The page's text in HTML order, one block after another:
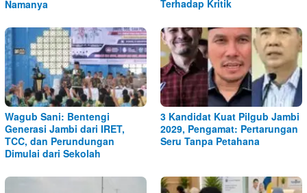
Namanya
Terhadap Kritik
Wagub Sani: Bentengi
Generasi Jambi dari IRET,
TCC, dan Perundungan
Dimulai dari Sekolah
3 Kandidat Kuat Pilgub Jambi
2029, Pengamat: Pertarungan
Seru Tanpa Petahana